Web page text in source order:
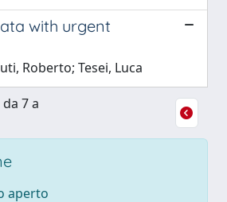
with urgent
Roberto; Tesei, Luca
7 a
aperto